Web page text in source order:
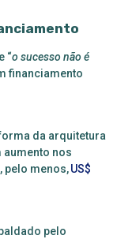
“o sucesso não é
financiamento
da arquitetura
aumento nos
pelo menos,US$
pelo